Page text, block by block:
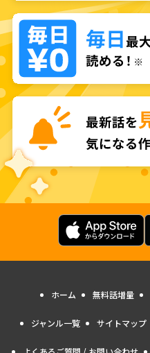
ホーム 無料話増量
ジャンル一覧 サイトマップ